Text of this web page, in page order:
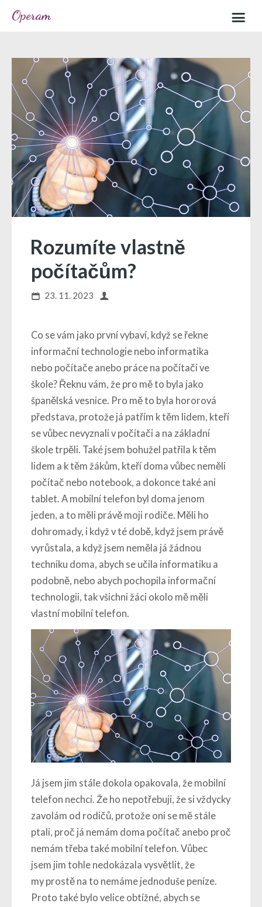
Operam
Sample page
Rozumíte vlastně
počítačům?
23. 11. 2023
Co se vám jako první vybaví, když se řekne
informační technologie nebo informatika
nebo počítače anebo práce na počítači ve
škole? Řeknu vám, že pro mě to byla jako
španělská vesnice. Pro mě to byla hororová
představa, protože já patřím k těm lidem, kteří
se vůbec nevyznali v počítači a na základní
škole trpěli. Také jsem bohužel patřila k těm
lidem a k těm žákům, kteří doma vůbec neměli
počítač nebo notebook, a dokonce také ani
tablet. A mobilní telefon byl doma jenom
jeden, a to měli právě moji rodiče. Měli ho
dohromady, i když v té době, když jsem právě
vyrůstala, a když jsem neměla já žádnou
techniku doma, abych se učila informatiku a
podobně, nebo abych pochopila informační
technologii, tak všichni žáci okolo mě měli
vlastní mobilní telefon.
Já jsem jim stále dokola opakovala, že mobilní
telefon nechci. Že ho nepotřebuji, že si vždycky
zavolám od rodičů, protože oni se mě stále
ptali, proč já nemám doma počítač anebo proč
nemám třeba také mobilní telefon. Vůbec
jsem jim tohle nedokázala vysvětlit, že
my prostě na to nemáme jednoduše peníze.
Proto také bylo velice obtížné, abych se